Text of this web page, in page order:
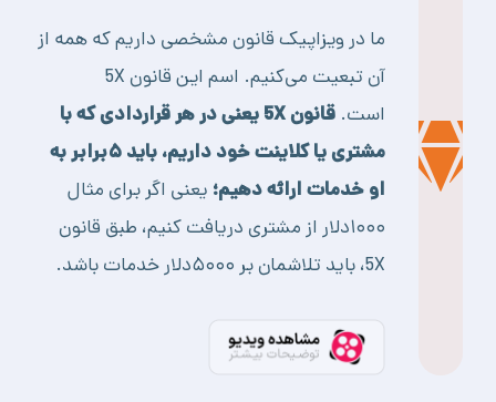
ما در ویزاپیک قانون مشخصی داریم که همه از
آن تبعیت می‌کنیم. اسم این قانون 5X
است. قانون 5X یعنی در هر قراردادی که با
مشتری یا کلاینت خود داریم، باید ۵برابر به
او خدمات ارائه دهیم؛ یعنی اگر برای مثال
۱۰۰۰دلار از مشتری دریافت کنیم، طبق قانون
5X، باید تلاشمان بر ۵۰۰۰دلار خدمات باشد.